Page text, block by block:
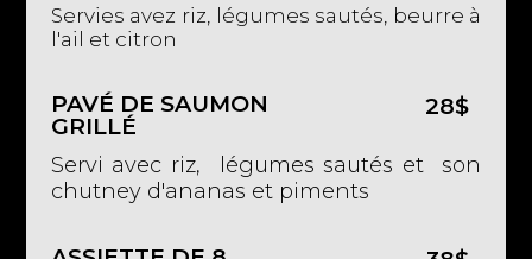
Servies avez riz, légumes sautés, beurre à
l'ail et citron
PAVÉ DE SAUMON
GRILLÉ
Servi avec riz, légumes sautés et son
chutney d'ananas et piments
28$